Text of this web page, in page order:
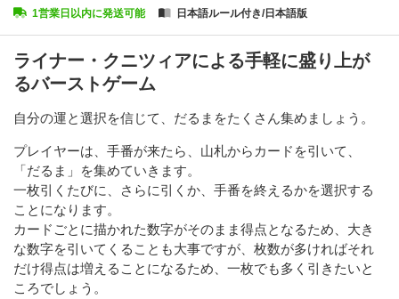
1営業日以内に発送可能 日本語ルール付き/日本語版
ライナー・クニツィアによる手軽に盛り上が
るバーストゲーム
自分の運と選択を信じて、だるまをたくさん集めましょう。
プレイヤーは、手番が来たら、山札からカードを引いて、
「だるま」を集めていきます。
一枚引くたびに、さらに引くか、手番を終えるかを選択する
ことになります。
カードごとに描かれた数字がそのまま得点となるため、大き
な数字を引いてくることも大事ですが、枚数が多ければそれ
だけ得点は増えることになるため、一枚でも多く引きたいと
ころでしょう。